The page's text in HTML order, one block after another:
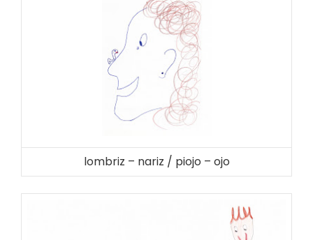
lombriz – nariz / piojo – ojo